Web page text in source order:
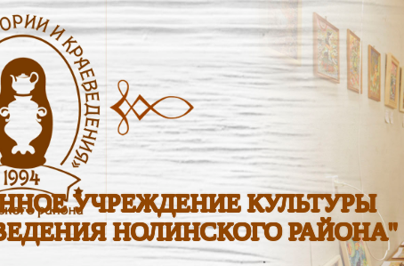
УЧРЕЖДЕНИЕ КУЛЬТУРЫ
НОЛИНСКОГО РАЙОНА"